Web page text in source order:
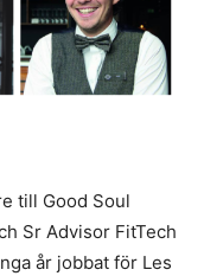
till Good Soul
Sr Advisor FitTech
år jobbat för Les